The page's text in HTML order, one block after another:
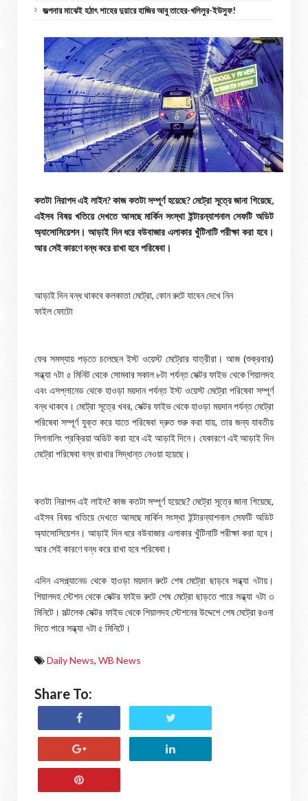
জল্পনার মাঝেই হঠাৎ শাহের দুয়ারে হাজির আবু তাহের-খলিলুর-ইউসুফ!
কতটা নিরাপদ এই লাইন? কাজ কতটা সম্পূর্ণ হয়েছে? মেট্রো সূত্রে জানা গিয়েছে,
এইসব বিষয় খতিয়ে দেখতে আসছে মার্কিন সংস্থা ইন্টারন্যাশনাল সেফটি অডিট
অ্যাসোসিয়েশন। আড়াই দিন ধরে বউবাজার এলাকার খুঁটিনাটি পরীক্ষা করা হবে।
আর সেই কারণে বন্ধ করে রাখা হবে পরিষেবা।
আড়াই দিন বন্ধ থাকবে কলকাতা মেট্রো, কোন রুটে যাবেন দেখে নিন
ফাইল ফোটো
ফের সমস্যায় পড়তে চলেছেন ইস্ট ওয়েস্ট মেট্রোর যাত্রীরা। আজ (শুক্রবার)
সন্ধ্যা ৭টা ৫ মিনিট থেকে সোমবার সকাল ৮টা পর্যন্ত সেক্টর ফাইভ থেকে শিয়ালদহ
এবং এসপ্লানেড থেকে হাওড়া ময়দান পর্যন্ত ইস্ট ওয়েস্ট মেট্রো পরিষেবা সম্পূর্ণ
বন্ধ থাকবে। মেট্রো সূত্রে খবর, সেক্টর ফাইভ থেকে হাওড়া ময়দান পর্যন্ত মেট্রো
পরিষেবা সম্পূর্ণ যুক্ত করে যাতে পরিষেবা দ্রুত শুরু করা যায়, তার জন্য যাবতীয়
সিগনালিং প্রক্রিয়া অডিট করা হবে এই আড়াই দিনে। যেকারণে এই আড়াই দিন
মেট্রো পরিষেবা বন্ধ রাখার সিদ্ধান্ত নেওয়া হয়েছে।
কতটা নিরাপদ এই লাইন? কাজ কতটা সম্পূর্ণ হয়েছে? মেট্রো সূত্রে জানা গিয়েছে,
এইসব বিষয় খতিয়ে দেখতে আসছে মার্কিন সংস্থা ইন্টারন্যাশনাল সেফটি অডিট
অ্যাসোসিয়েশন। আড়াই দিন ধরে বউবাজার এলাকার খুঁটিনাটি পরীক্ষা করা হবে।
আর সেই কারণে বন্ধ করে রাখা হবে পরিষেবা।
এদিন এসপ্ল্যানেড থেকে হাওড়া ময়দান রুটে শেষ মেট্রো ছাড়বে সন্ধ্যা ৭টায়।
শিয়ালদহ স্টেশন থেকে সেক্টর ফাইভ রুটে শেষ মেট্রো ছাড়তে পারে সন্ধ্যা ৭টা ৩
মিনিটে। সল্টলেক সেক্টর ফাইভ থেকে শিয়ালদহ স্টেশনের উদ্দেশে শেষ মেট্রো রওনা
দিতে পারে সন্ধ্যা ৭টা ৫ মিনিটে।
Daily News, WB News
Share To: